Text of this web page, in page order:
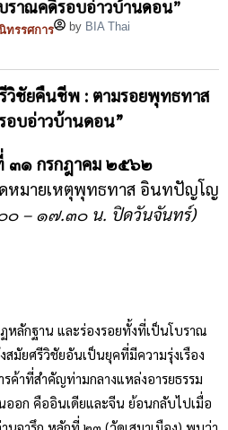
ราณคดีรอบอ่าวบ้านดอน”
ทรรศการ by BIA Thai
วิชัยคืนชีพ : ตามรอยพุทธทาส
อบอ่าวบ้านดอน”
๓๑ กรกฎาคม ๒๕๖๒
หมายเหตุพุทธทาส อินทปัญโญ
๐ – ๑๗.๓๐ น. ปิดวันจันทร์)
ลักฐาน และร่องรอยทั้งที่เป็นโบราณ
สมัยศรีวิชัยอันเป็นยุคที่มีความรุ่งเรือง
ค้าที่สำคัญท่ามกลางแหล่งอารยธรรม
ออก คืออินเดียและจีน ย้อนกลับไปเมื่อ